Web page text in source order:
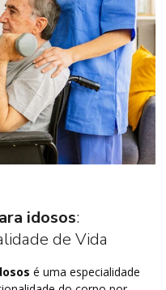
idosos:
de Vida
é uma especialidade